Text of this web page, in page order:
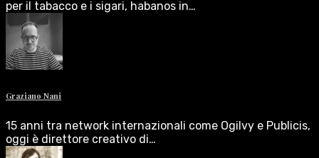
per il tabacco e i sigari, habanos in…
Graziano Nani
15 anni tra network internazionali come Ogilvy e Publicis,
oggi è direttore creativo di…